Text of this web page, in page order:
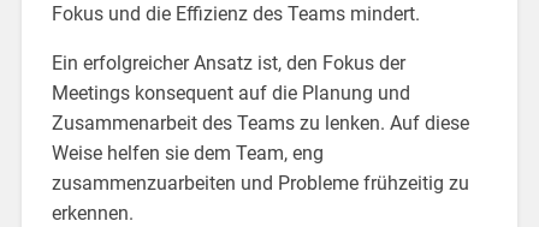
Fokus und die Effizienz des Teams mindert.
Ein erfolgreicher Ansatz ist, den Fokus der
Meetings konsequent auf die Planung und
Zusammenarbeit des Teams zu lenken. Auf diese
Weise helfen sie dem Team, eng
zusammenzuarbeiten und Probleme frühzeitig zu
erkennen.